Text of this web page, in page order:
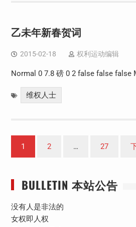
乙未年新春贺词
2015-02-18 权利运动编辑
Normal 0 7.8 磅 0 2 false false false
维权人士
章
页
1 2 … 27
BULLETIN 本站公告
没有人是非法的
女权即人权